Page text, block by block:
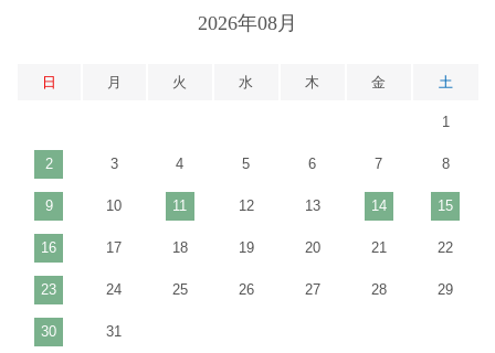
2026年08月
日 月 火 水 木 金 土
1
2 3 4 5 6 7 8
9 10 11 12 13 14 15
16 17 18 19 20 21 22
23 24 25 26 27 28 29
30 31